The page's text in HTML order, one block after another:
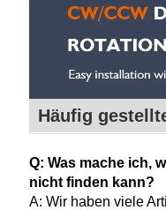
Häufig
Q: Was mache ich,
nicht finden kann?
A: Wir haben viele